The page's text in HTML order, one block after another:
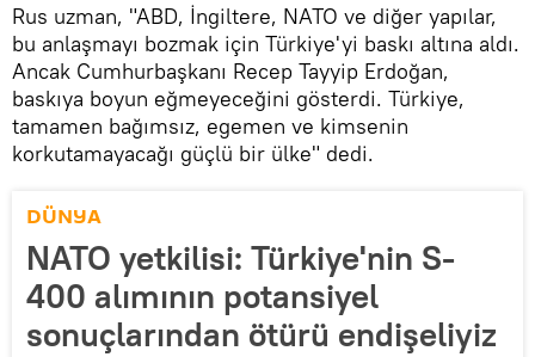
Rus uzman, "ABD, İngiltere, NATO ve diğer yapılar,
bu anlaşmayı bozmak için Türkiye'yi baskı altına aldı.
Ancak Cumhurbaşkanı Recep Tayyip Erdoğan,
baskıya boyun eğmeyeceğini gösterdi. Türkiye,
tamamen bağımsız, egemen ve kimsenin
korkutamayacağı güçlü bir ülke" dedi.
DÜNYA
NATO yetkilisi: Türkiye'nin S-
400 alımının potansiyel
sonuçlarından ötürü endişeliyiz